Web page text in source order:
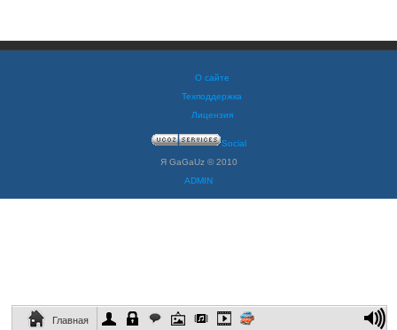
Главная
О сайте
Техподдержка
Лицензия
Social
Я GaGaUz © 2010
ADMIN